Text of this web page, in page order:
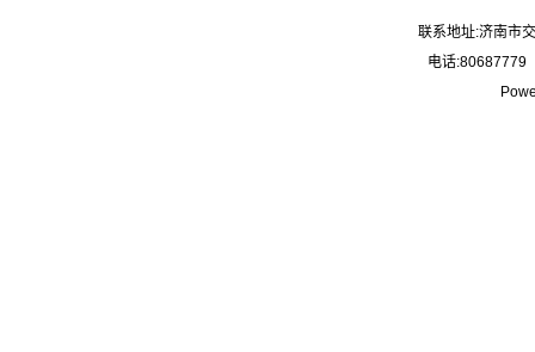
联系地址:济南市
电话:80687779